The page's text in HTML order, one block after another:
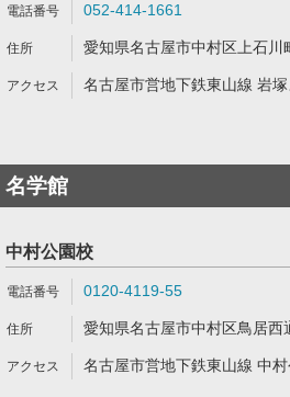
052-414-1661
愛知県名古屋市中村区上石川
名古屋市営地下鉄東山線 岩
名学館
中村公園校
0120-4119-55
愛知県名古屋市中村区鳥居西
名古屋市営地下鉄東山線 中